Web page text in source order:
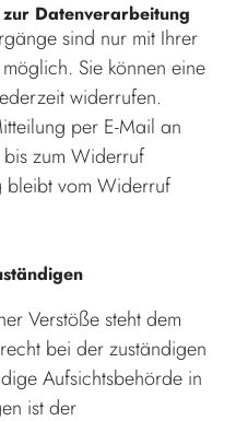
Datenverarbeitung
sind nur mit Ihrer
Sie können eine
widerrufen.
per E-Mail an
bis zum Widerruf
bleibt vom Widerruf
Verstöße steht dem
bei der zuständigen
Aufsichtsbehörde in
ist der